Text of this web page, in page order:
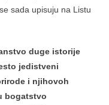
sada upisuju na Listu
duge istorije
jedistveni
i njihovoh
bogatstvo